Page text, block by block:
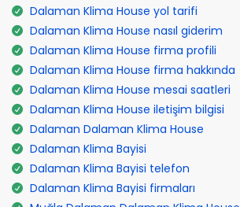
Dalaman Klima House yol tarifi
Dalaman Klima House nasıl giderim
Dalaman Klima House firma profili
Dalaman Klima House firma hakkında
Dalaman Klima House mesai saatleri
Dalaman Klima House iletişim bilgisi
Dalaman Dalaman Klima House
Dalaman Klima Bayisi
Dalaman Klima Bayisi telefon
Dalaman Klima Bayisi firmaları